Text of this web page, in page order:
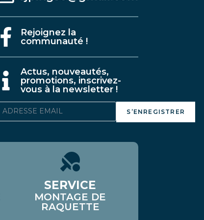
Rejoignez la
communauté !
Actus, nouveautés,
promotions, inscrivez-
vous à la newsletter !
S’ENREGISTRER
SERVICE
MONTAGE DE
RAQUETTE